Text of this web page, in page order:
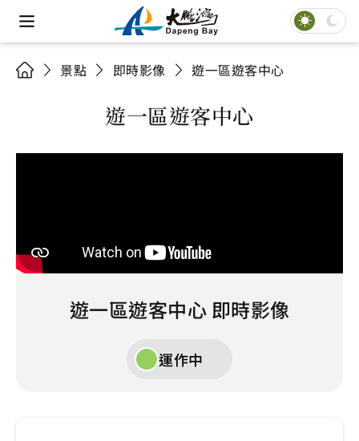
景點 即時影像 遊一區遊客中心
遊一區遊客中心
遊一區遊客中心 即時影像
運作中